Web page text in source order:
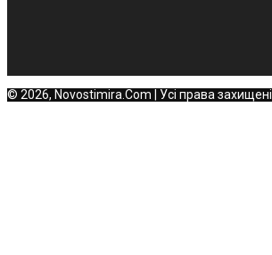
© 2026, Novostimira.Com | Усі права захищені